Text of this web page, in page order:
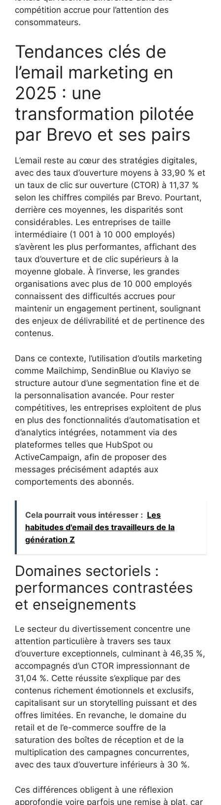
compétition accrue pour l’attention des
consommateurs.
Tendances clés de
l’email marketing en
2025 : une
transformation pilotée
par Brevo et ses pairs
L’email reste au cœur des stratégies digitales,
avec des taux d’ouverture moyens à 33,90 % et
un taux de clic sur ouverture (CTOR) à 11,37 %
selon les chiffres compilés par Brevo. Pourtant,
derrière ces moyennes, les disparités sont
considérables. Les entreprises de taille
intermédiaire (1 001 à 10 000 employés)
s’avèrent les plus performantes, affichant des
taux d’ouverture et de clic supérieurs à la
moyenne globale. À l’inverse, les grandes
organisations avec plus de 10 000 employés
connaissent des difficultés accrues pour
maintenir un engagement pertinent, soulignant
des enjeux de délivrabilité et de pertinence des
contenus.
Dans ce contexte, l’utilisation d’outils marketing
comme Mailchimp, SendinBlue ou Klaviyo se
structure autour d’une segmentation fine et de
la personnalisation avancée. Pour rester
compétitives, les entreprises exploitent de plus
en plus des fonctionnalités d’automatisation et
d’analytics intégrées, notamment via des
plateformes telles que HubSpot ou
ActiveCampaign, afin de proposer des
messages précisément adaptés aux
comportements des abonnés.
Cela pourrait vous intéresser : Les
habitudes d'email des travailleurs de la
génération Z
Domaines sectoriels :
performances contrastées
et enseignements
Le secteur du divertissement concentre une
attention particulière à travers ses taux
d’ouverture exceptionnels, culminant à 46,35 %,
accompagnés d’un CTOR impressionnant de
31,04 %. Cette réussite s’explique par des
contenus richement émotionnels et exclusifs,
capitalisant sur un storytelling puissant et des
offres limitées. En revanche, le domaine du
retail et de l’e-commerce souffre de la
saturation des boîtes de réception et de la
multiplication des campagnes concurrentes,
avec des taux d’ouverture inférieurs à 30 %.
Ces différences obligent à une réflexion
approfondie voire parfois une remise à plat, car